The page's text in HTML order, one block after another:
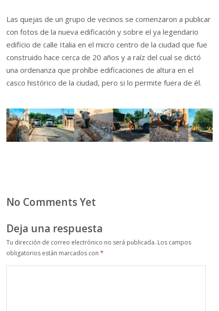
Las quejas de un grupo de vecinos se comenzaron a publicar
con fotos de la nueva edificación y sobre el ya legendario
edificio de calle Italia en el micro centro de la ciudad que fue
construido hace cerca de 20 años y a raíz del cual se dictó
una ordenanza que prohíbe edificaciones de altura en el
casco histórico de la ciudad, pero si lo permite fuera de él.
No Comments Yet
Deja una respuesta
Tu dirección de correo electrónico no será publicada. Los campos
obligatorios están marcados con*